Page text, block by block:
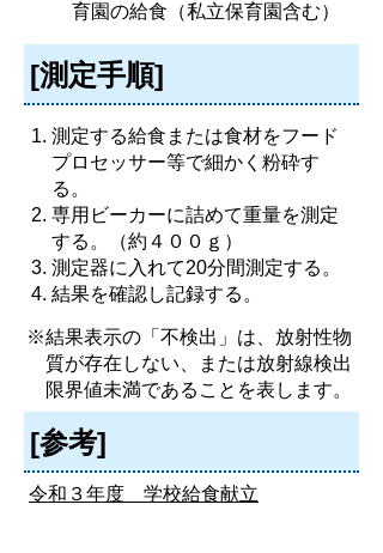
育園の給食（私立保育園含む）
[測定手順]
測定する給食または食材をフード
プロセッサー等で細かく粉砕す
る。
専用ビーカーに詰めて重量を測定
する。（約４００ｇ）
測定器に入れて20分間測定する。
結果を確認し記録する。
※結果表示の「不検出」は、放射性物
質が存在しない、または放射線検出
限界値未満であることを表します。
[参考]
令和３年度 学校給食献立